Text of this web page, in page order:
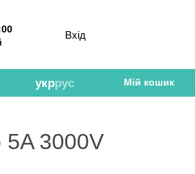
Вхід
укррус Мій кошик
5A 3000V